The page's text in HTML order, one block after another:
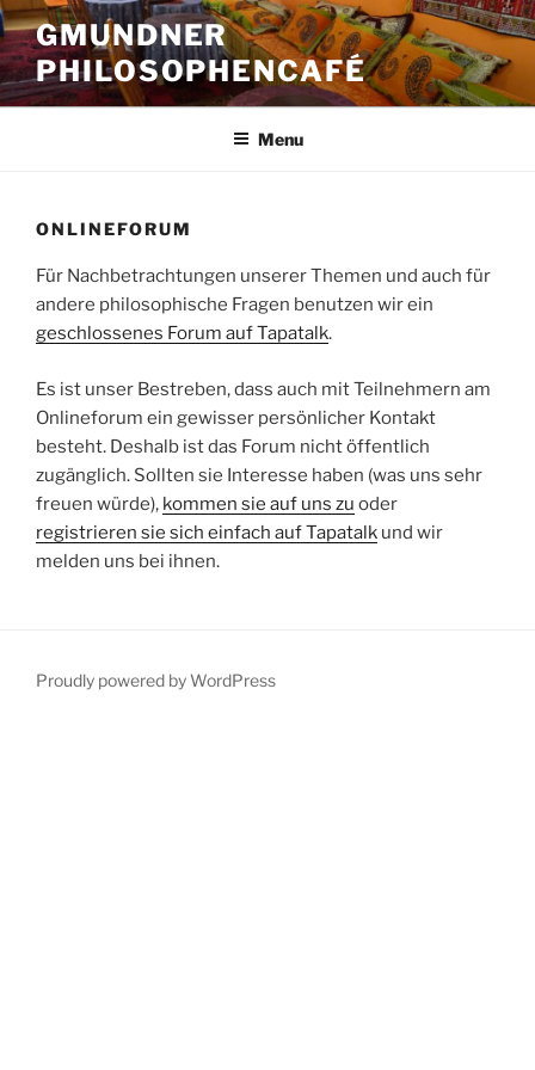
Skip
to
content
GMUNDNER
PHILOSOPHENCAFÉ
Menu
ONLINEFORUM
Für Nachbetrachtungen unserer Themen und auch für
andere philosophische Fragen benutzen wir ein
geschlossenes Forum auf Tapatalk.
Es ist unser Bestreben, dass auch mit Teilnehmern am
Onlineforum ein gewisser persönlicher Kontakt
besteht. Deshalb ist das Forum nicht öffentlich
zugänglich. Sollten sie Interesse haben (was uns sehr
freuen würde), kommen sie auf uns zu oder
registrieren sie sich einfach auf Tapatalk und wir
melden uns bei ihnen.
Proudly powered by WordPress